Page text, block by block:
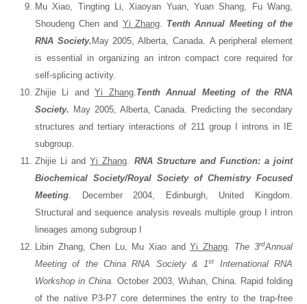
Mu Xiao, Tingting Li, Xiaoyan Yuan, Yuan Shang, Fu Wang,
Shoudeng Chen and Yi Zhang. Tenth Annual Meeting of the
RNA Society. May 2005, Alberta, Canada. A peripheral element
is essential in organizing an intron compact core required for
self-splicing activity.
Zhijie Li andYi Zhang.Tenth Annual Meeting of the RNA
Society. May 2005, Alberta, Canada. Predicting the secondary
structures and tertiary interactions of 211 group I introns in IE
subgroup.
Zhijie Li andYi Zhang. RNA Structure and Function: a joint
Biochemical Society/Royal Society of Chemistry Focused
Meeting. December 2004, Edinburgh, United Kingdom.
Structural and sequence analysis reveals multiple group I intron
lineages among subgroup I
Libin Zhang, Chen Lu, Mu Xiao andYi Zhang. The 3rdAnnual
Meeting of the China RNA Society & 1st
International RNA
Workshop in China. October 2003, Wuhan, China. Rapid folding
of the native P3-P7 core determines the entry to the trap-free